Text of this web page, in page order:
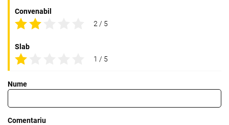
Convenabil
2 / 5
Slab
1 / 5
Nume
Comentariu